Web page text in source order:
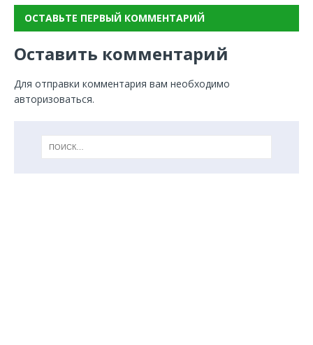
ОСТАВЬТЕ ПЕРВЫЙ КОММЕНТАРИЙ
Оставить комментарий
Для отправки комментария вам необходимо
авторизоваться.